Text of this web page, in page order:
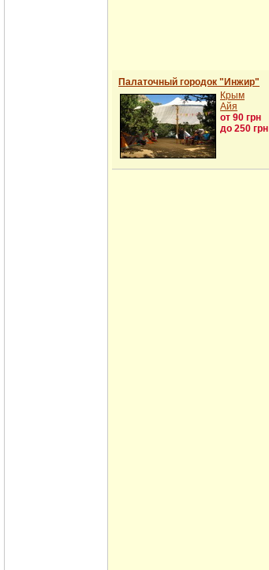
Палаточный городок "Инжир"
Крым
Айя
от 90 грн
до 250 грн